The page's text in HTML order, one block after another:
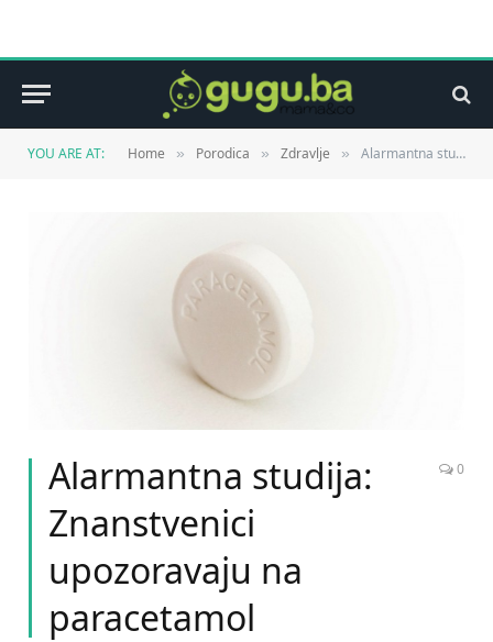
YOU ARE AT: Home » Porodica » Zdravlje » Alarmantna studija: Znanstvenici upozoravaju na paracetamol
Alarmantna studija:
Znanstvenici
upozoravaju na
paracetamol
0